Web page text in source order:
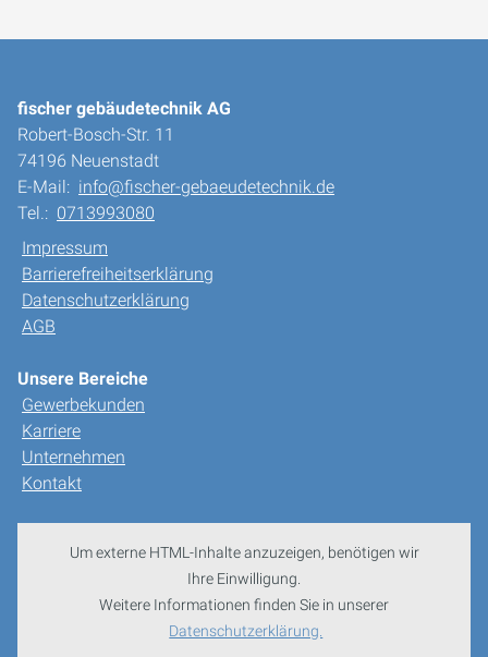
fischer gebäudetechnik AG
Robert-Bosch-Str. 11
74196 Neuenstadt
E-Mail: info@fischer-gebaeudetechnik.de
Tel.: 0713993080
Impressum
Barrierefreiheitserklärung
Datenschutzerklärung
AGB
Unsere Bereiche
Gewerbekunden
Karriere
Unternehmen
Kontakt
Um externe HTML-Inhalte anzuzeigen, benötigen wir
Ihre Einwilligung.
Weitere Informationen finden Sie in unserer
Datenschutzerklärung.